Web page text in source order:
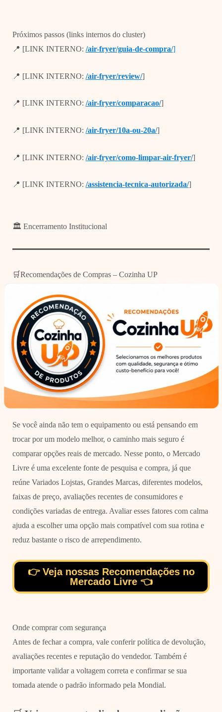
Próximos passos (links internos do cluster)
📍 [LINK INTERNO: /air-fryer/guia-de-compra/]
📍 [LINK INTERNO: /air-fryer/review/]
📍 [LINK INTERNO: /air-fryer/comparacao/]
📍 [LINK INTERNO: /air-fryer/10a-ou-20a/]
📍 [LINK INTERNO: /air-fryer/como-limpar-air-fryer/]
📍 [LINK INTERNO: /assistencia-tecnica-autorizada/]
🏛️ Encerramento Institucional
🛒Recomendações de Compras – Cozinha UP
Se você ainda não tem o equipamento ou está pensando em
trocar por um modelo melhor, o caminho mais seguro é
comparar opções reais de mercado. Nesse ponto, o Mercado
Livre é uma excelente fonte de pesquisa e compra, já que
reúne Variados Lojstas, Grandes Marcas, diferentes modelos,
faixas de preço, avaliações recentes de consumidores e
condições variadas de entrega. Avaliar esses fatores com calma
ajuda a escolher uma opção mais compatível com sua rotina e
reduz bastante o risco de arrependimento.
👉 Veja nossas Recomendações no
Mercado Livre 👈
Onde comprar com segurança
Antes de fechar a compra, vale conferir política de devolução,
avaliações recentes e reputação do vendedor. Também é
importante validar a voltagem correta e confirmar se sua
tomada atende o padrão informado pela Mondial.